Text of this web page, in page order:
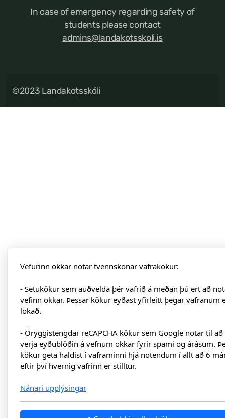
In case of emergency regarding safety of
students please contact
admins@landakotsskoli.is
©2023 Landakotsskóli
Vefurinn okkar notar tvennskonar vafrakökur:
- Setukökur sem auðvelda þér vafrið á meðan þú ert að
vefinn okkar. Þessar kökur eyðast yfirleitt þegar vafranum
lokað.
- Öryggistengdar reCAPCHA kökur sem Google notar til að
verja eyðublöðin á vefnum okkar fyrir spami og árásum.
kökur geta haldist í vaframinni hjá notendum í allt að 6
eftir því hvernig vafrinn er stilltur.
Nánari upplýsingar